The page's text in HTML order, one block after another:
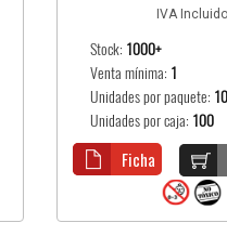
IVA Incluido
Stock: 1000+
Venta mínima: 1
Unidades por paquete:
Unidades por caja: 100
Ficha